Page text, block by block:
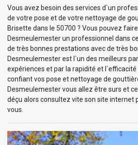
Vous avez besoin des services d`un
de votre pose et de votre nettoyage de
Brisette dans le 50700 ? Vous pouvez
Desmeulemester un professionnel dans
de très bonnes prestations avec de très
Desmeulemester est l`un des meilleurs
expériences et par la rapidité et l`efficacité
confiant vos pose et nettoyage de
Desmeulemester vous allez être surs et
déçu alors consultez vite son site internet
vous.